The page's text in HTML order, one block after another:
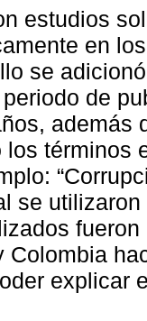
estudios
en
se
de
además
los términos
se
Colombia
explicar